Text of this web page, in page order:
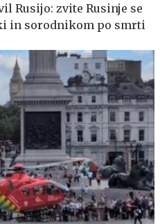
Rusijo: zvite Rusinje se
in sorodnikom po smrti